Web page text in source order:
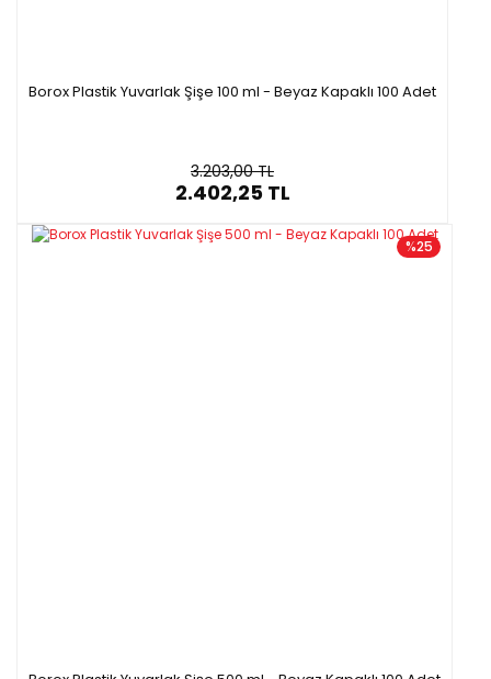
Borox Plastik Yuvarlak Şişe 100 ml - Beyaz Kapaklı 100 Adet
3.203,00 TL
2.402,25 TL
%25